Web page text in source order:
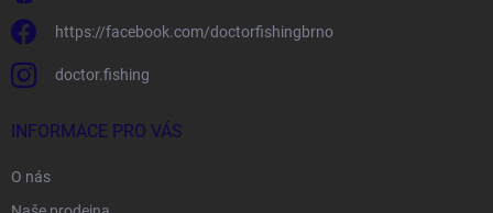
https://facebook.com/doctorfishingbrno
doctor.fishing
INFORMACE PRO VÁS
O nás